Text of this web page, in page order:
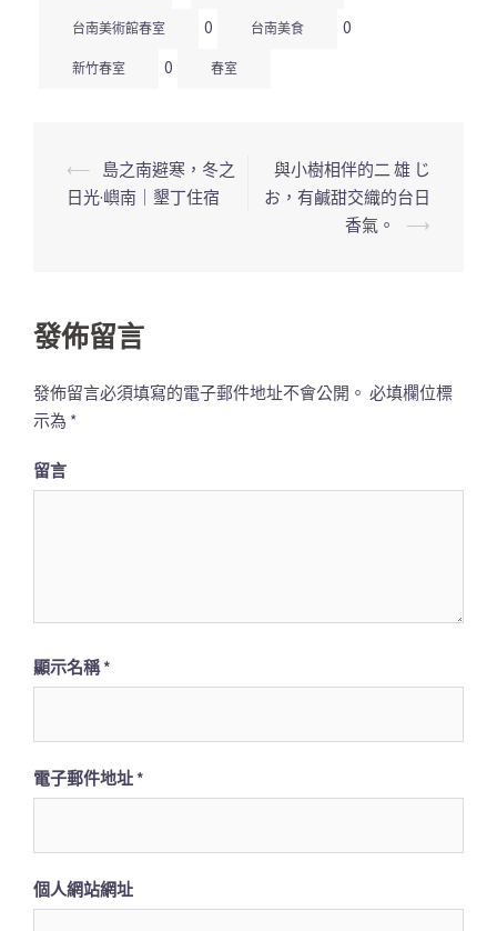
台南美術館春室 0 台南美食 0
新竹春室 0 春室
文
章
列
⟵
島之南避寒，冬之
日光·嶼南｜墾丁住宿
與小樹相伴的二 雄 じ
お，有鹹甜交織的台日
香氣。
⟶
發佈留言
發佈留言必須填寫的電子郵件地址不會公開。 必填欄位標
示為 *
留言
顯示名稱*
電子郵件地址 *
個人網站網址